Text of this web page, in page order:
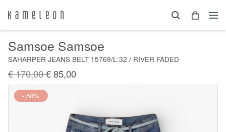
Samsoe Samsoe
SAHARPER JEANS BELT 15769/L:32 / RIVER FADED
€ 170,00€ 85,00
Nieuw
- 50%